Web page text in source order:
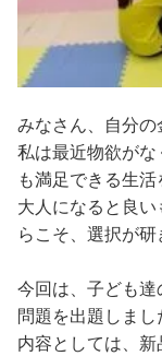
みなさん、自分
私は最近物欲が
も満足できる生
大人になると良
らこそ、選択が
今回は、子ども
問題を出題しま
内容としては、